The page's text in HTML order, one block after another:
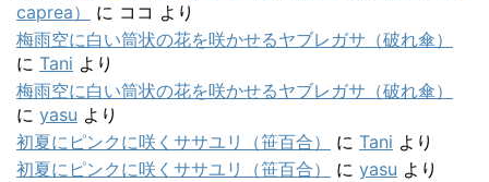
caprea）
に ココ より
梅雨空に白い筒状の花を咲かせるヤブレガサ（破れ傘）
に Tani より
梅雨空に白い筒状の花を咲かせるヤブレガサ（破れ傘）
に yasu より
初夏にピンクに咲くササユリ（笹百合）
に Tani より
初夏にピンクに咲くササユリ（笹百合）
に yasu より